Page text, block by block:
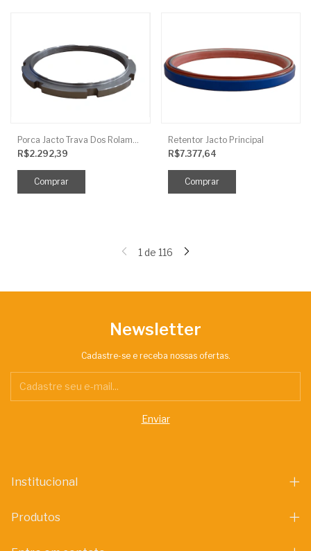
R$2.292,39
Retentor Jacto Principal
R$7.377,64
1 de 116
Newsletter
Cadastre-se e receba nossas ofertas.
Institucional
Produtos